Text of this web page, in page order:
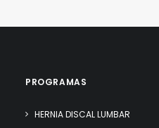
PROGRAMAS
HERNIA DISCAL LUMBAR